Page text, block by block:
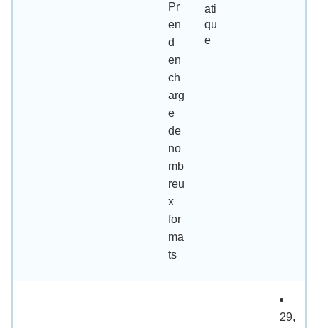
Pr
en
d
en
ch
arg
e
de
no
mb
reu
x
for
ma
ts
ati
qu
e
29,